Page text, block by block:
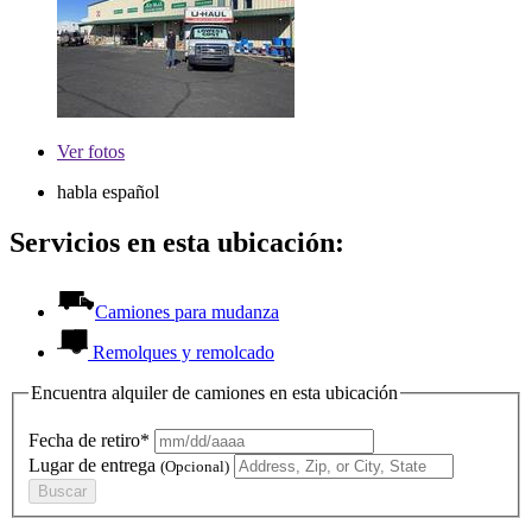
Verfotos
habla español
Servicios en esta ubicación:
Camiones para mudanza
Remolques y remolcado
Encuentra alquiler de camiones en esta ubicación
Fecha de retiro*
Lugar de entrega (Opcional)
Buscar